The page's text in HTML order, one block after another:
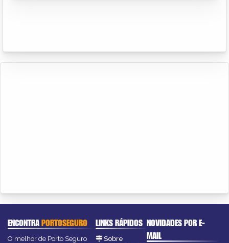
ENCONTRAPORTOSEGURO
O melhor de Porto Seguro
LINKS RÁPIDOS
Sobre
NOVIDADES POR E-
MAIL